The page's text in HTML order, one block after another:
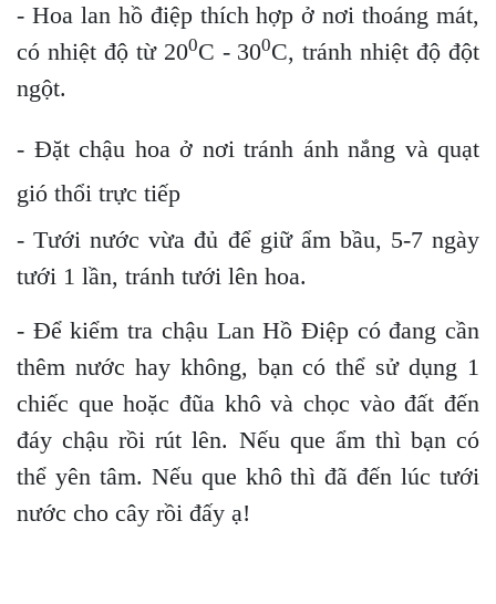
- Hoa lan hồ điệp thích hợp ở nơi thoáng mát,
có nhiệt độ từ 200C - 300C, tránh nhiệt độ đột
ngột.
- Đặt chậu hoa ở nơi tránh ánh nắng và quạt
gió thổi trực tiếp
- Tưới nước vừa đủ để giữ ẩm bầu, 5-7 ngày
tưới 1 lần, tránh tưới lên hoa.
- Để kiểm tra chậu Lan Hồ Điệp có đang cần
thêm nước hay không, bạn có thể sử dụng 1
chiếc que hoặc đũa khô và chọc vào đất đến
đáy chậu rồi rút lên. Nếu que ẩm thì bạn có
thể yên tâm. Nếu que khô thì đã đến lúc tưới
nước cho cây rồi đấy ạ!